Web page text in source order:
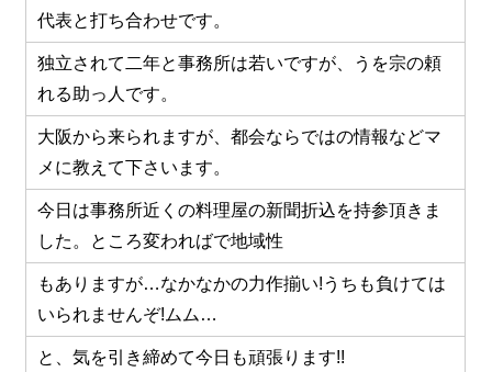
4,000~7999円
8,000円~
食材から選ぶ
お肉メイン弁当
お魚メイン弁当
お野菜メイン弁当
旬の食材弁当
種類から選ぶ
近江(滋賀)地方ゆかりの弁当
代表と打ち合わせです。
独立されて二年と事務所は若いですが、うを宗の頼
れる助っ人です。
大阪から来られますが、都会ならではの情報などマ
メに教えて下さいます。
今日は事務所近くの料理屋の新聞折込を持参頂きま
した。ところ変わればで地域性
もありますが…なかなかの力作揃い!うちも負けては
いられませんぞ!ムム…
と、気を引き締めて今日も頑張ります!!